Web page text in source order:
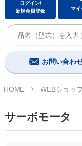
ログイン/
新規会員登録
マイ
お問い合わ
HOME WEBショッ
サーボモータ